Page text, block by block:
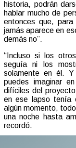
historia, podrán
hablar mucho de
entonces que,
jamás aparece en
demás no”.
“Incluso si los
seguía ni los
solamente en él.
puedes imaginar
difíciles del
en ese lapso tenía
algún momento,
una noche hasta
recordó.